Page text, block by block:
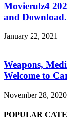
Movierulz4
and
January 22, 2021
Weapons,
Welcome to
November 28, 2020
POPULAR